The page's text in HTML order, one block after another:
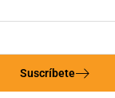
Suscríbete